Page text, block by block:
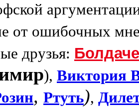
от ошибочных
друзья:
), Виктория
, Ртуть),